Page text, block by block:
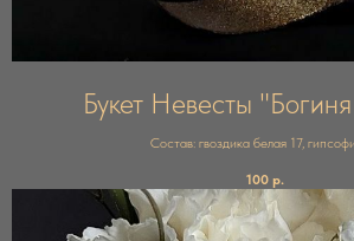
Букет Невесты
Состав: гвоздика белая 17,
100 р.